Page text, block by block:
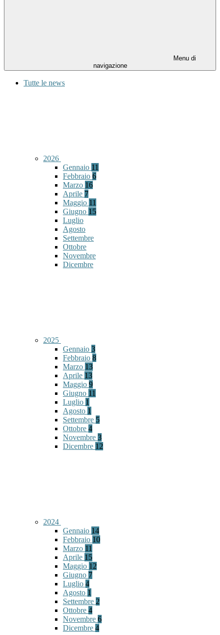
Menu di
navigazione
Tutte le news
2026
Gennaio 11
Febbraio 6
Marzo 16
Aprile 7
Maggio 11
Giugno 15
Luglio
Agosto
Settembre
Ottobre
Novembre
Dicembre
2025
Gennaio 3
Febbraio 8
Marzo 13
Aprile 13
Maggio 9
Giugno 11
Luglio 1
Agosto 1
Settembre 5
Ottobre 4
Novembre 3
Dicembre 12
2024
Gennaio 14
Febbraio 10
Marzo 11
Aprile 15
Maggio 12
Giugno 7
Luglio 4
Agosto 1
Settembre 2
Ottobre 4
Novembre 6
Dicembre 4